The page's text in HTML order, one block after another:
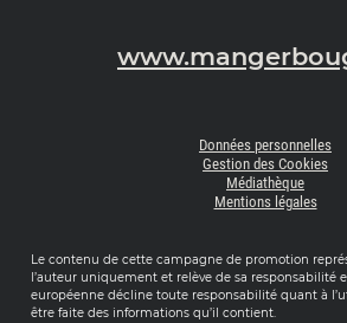
Données personnelles
Gestion des Cookies
Médiathèque
Mentions légales
Le contenu de cette campagne de promotion
l’auteur uniquement et relève de sa responsabilité
européenne décline toute responsabilité quant à
être faite des informations qu’il contient.